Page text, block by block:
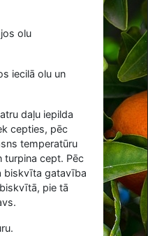
olu
iecilā olu un
daļu iepilda
cepties, pēc
temperatūru
turpina cept. Pēc
biskvīta gatavība
pie tā